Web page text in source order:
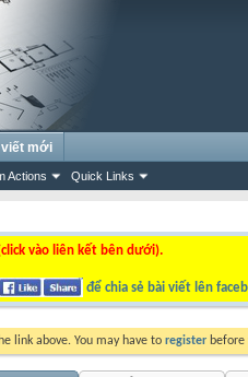
Actions Quick Links
viết mới
vào liên kết bên dưới).
để chia sẻ bài viết lên
link above. You may have to register before